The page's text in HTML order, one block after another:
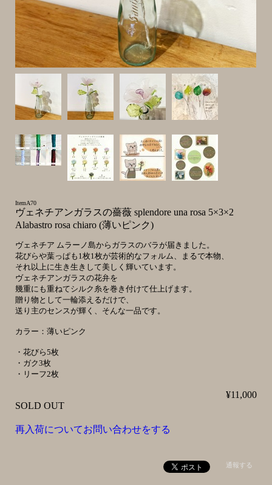
ItemA70
ヴェネチアンガラスの薔薇 splendore una rosa 5×3×2
Alabastro rosa chiaro (薄いピンク)
ヴェネチア ムラーノ島からガラスのバラが届きました。
花びらや葉っぱも1枚1枚が芸術的なフォルム、まるで本物、
それ以上に生き生きして美しく輝いています。
ヴェネチアンガラスの花弁を
幾重にも重ねてシルク糸を巻き付けて仕上げます。
贈り物として一輪添えるだけで、
送り主のセンスが輝く、そんな一品です。
カラー：薄いピンク
・花びら5枚
・ガク3枚
・リーフ2枚
¥11,000
SOLD OUT
再入荷についてお問い合わせをする
通報する